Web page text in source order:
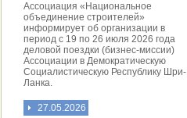
Ассоциация «Национальное
объединение строителей»
информирует об организации в
период с 19 по 26 июля 2026 года
деловой поездки (бизнес-миссии)
Ассоциации в Демократическую
Социалистическую Республику Шри-
Ланка.
27.05.2026